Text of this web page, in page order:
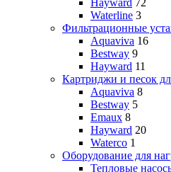
Hayward 72
Waterline 3
Фильтрационные
Aquaviva 16
Bestway 9
Hayward 11
Картриджи и песок
Aquaviva 8
Bestway 5
Emaux 8
Hayward 20
Waterco 1
Оборудование для
Тепловые